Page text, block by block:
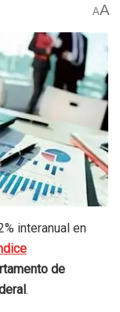
AA
interanual en
de
.